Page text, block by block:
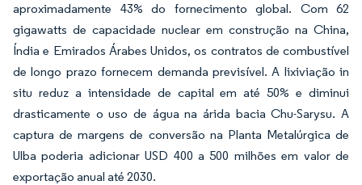
aproximadamente 43% do fornecimento global. Com 62
gigawatts de capacidade nuclear em construção na China,
Índia e Emirados Árabes Unidos, os contratos de combustível
de longo prazo fornecem demanda previsível. A lixiviação in
situ reduz a intensidade de capital em até 50% e diminui
drasticamente o uso de água na árida bacia Chu-Sarysu. A
captura de margens de conversão na Planta Metalúrgica de
Ulba poderia adicionar USD 400 a 500 milhões em valor de
exportação anual até 2030.